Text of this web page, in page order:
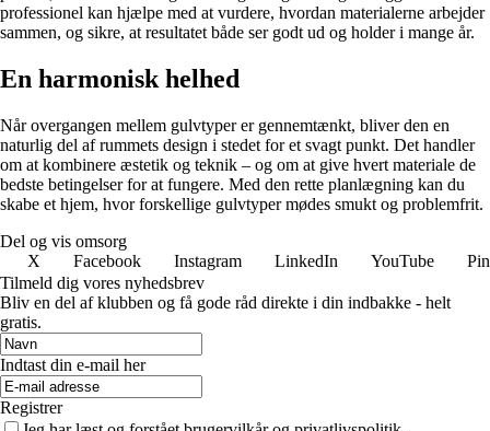
professionel kan hjælpe med at vurdere, hvordan materialerne arbejder
sammen, og sikre, at resultatet både ser godt ud og holder i mange år.
En harmonisk helhed
Når overgangen mellem gulvtyper er gennemtænkt, bliver den en
naturlig del af rummets design i stedet for et svagt punkt. Det handler
om at kombinere æstetik og teknik – og om at give hvert materiale de
bedste betingelser for at fungere. Med den rette planlægning kan du
skabe et hjem, hvor forskellige gulvtyper mødes smukt og problemfrit.
Del og vis omsorg
X
Facebook Instagram LinkedIn YouTube
Tilmeld dig vores nyhedsbrev
Bliv en del af klubben og få gode råd direkte i din indbakke - helt
gratis.
Indtast din e-mail her
Registrer